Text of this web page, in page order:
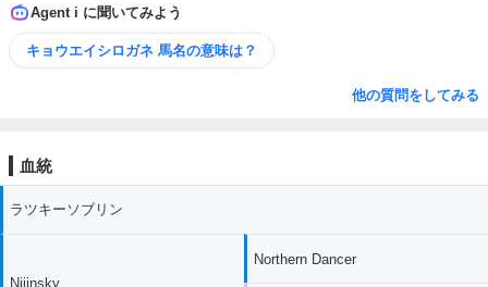
Agent i に聞いてみよう
キョウエイシロガネ 馬名の意味は？
他の質問をしてみる
血統
ラツキーソブリン
Nijinsky
Northern Dancer